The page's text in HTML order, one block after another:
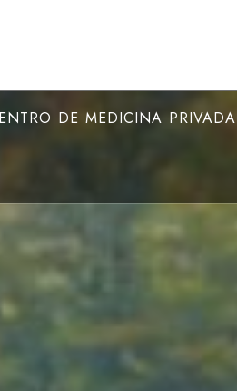
DE MEDICINA